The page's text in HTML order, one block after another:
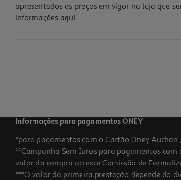
apresentados os preços em vigor na loja que
informações aqui.
Informações para pagamentos ONEY
*para pagamentos com o Cartão Oney Auchan
**Campanha Sem Juros para pagamentos
valor da compra acresce Comissão de
***O valor da primeira prestação depende do